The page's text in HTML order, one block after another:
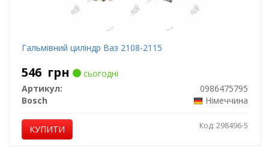
Гальмівний циліндр Ваз 2108-2115
546 грн
сьогодні
Артикул:
0986475795
Bosch
Німеччина
КУПИТИ Код: 298496-5